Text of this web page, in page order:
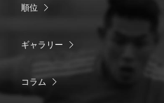
順位
ギャラリー
コラム